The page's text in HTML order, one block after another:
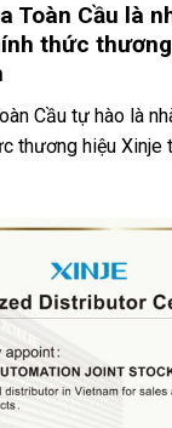
Toàn Cầu là
thức
Cầu tự hào là
thương hiệu Xinje